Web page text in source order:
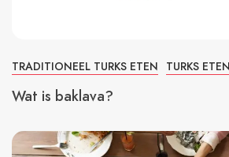
TRADITIONEEL TURKS ETEN TURKS ETEN
Wat is baklava?